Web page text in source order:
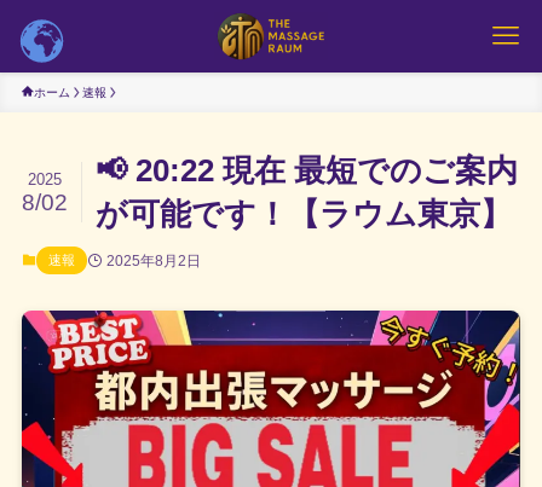
ホーム 速報
📢 20:22 現在 最短でのご案内
が可能です！【ラウム東京】
2025
8/02
速報 2025年8月2日